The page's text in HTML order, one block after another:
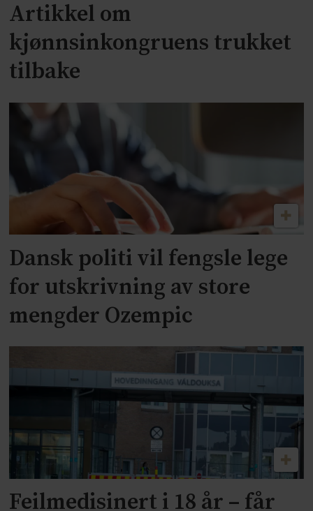
Artikkel om
kjønnsinkongruens trukket
tilbake
Dansk politi vil fengsle lege
for utskrivning av store
mengder Ozempic
Feilmedisinert i 18 år – får